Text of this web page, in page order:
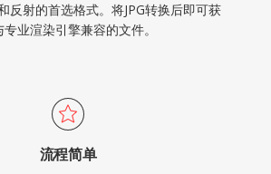
反射的首选格式。将JPG转换后即可获
专业渲染引擎兼容的文件。
流程简单